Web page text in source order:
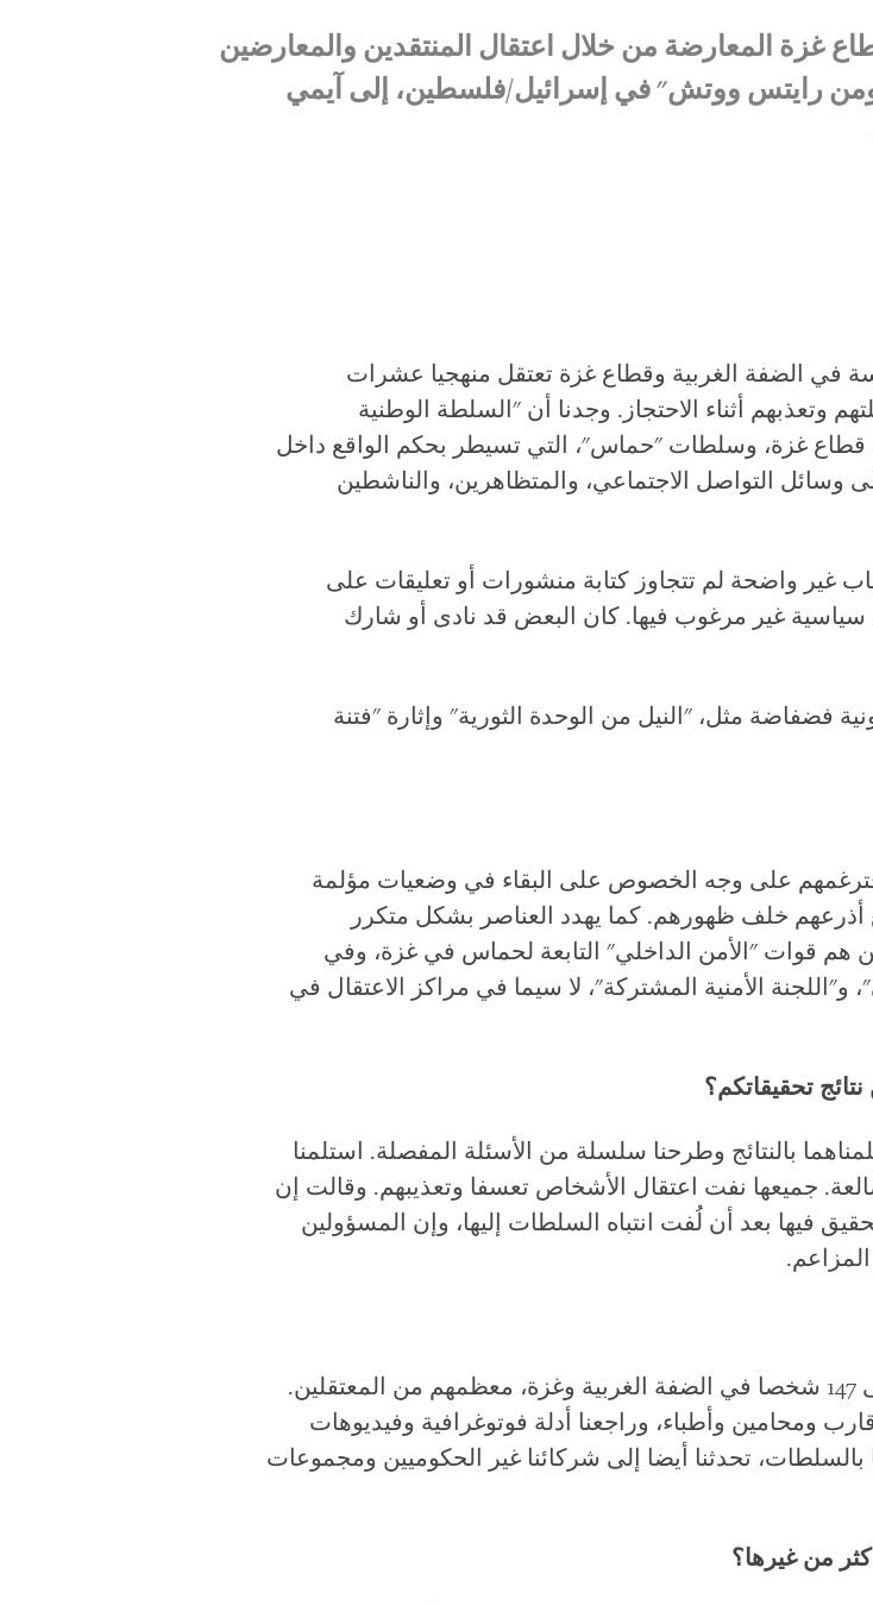
غزة المعارضة من خلال اعتقال المنتقدين والمعارضين
رايتس ووتش" في إسرائيل/فلسطين، إلى آيمي
في الضفة الغربية وقطاع غزة تعتقل منهجيا عشرات
وتعذبهم أثناء الاحتجاز. وجدنا أن "السلطة الوطنية
قطاع غزة، وسلطات "حماس"، التي تسيطر بحكم الواقع داخل
وسائل التواصل الاجتماعي، والمتظاهرين، والناشطين
من 20 حالة اعتقال لأسباب غير واضحة لم تتجاوز كتابة منشورات أو تعليقات على
سياسية غير مرغوب فيها. كان البعض قد نادى أو شارك
فضفاضة مثل، "النيل من الوحدة الثورية" وإثارة "فتنة
فترغمهم على وجه الخصوص على البقاء في وضعيات مؤلمة
أذرعهم خلف ظهورهم. كما يهدد العناصر بشكل متكرر
هم قوات "الأمن الداخلي" التابعة لحماس في غزة، وفي
و"اللجنة الأمنية المشتركة"، لا سيما في مراكز الاعتقال في
تحقيقاتكم؟
بالنتائج وطرحنا سلسلة من الأسئلة المفصلة. استلمنا
جميعها نفت اعتقال الأشخاص تعسفا وتعذيبهم. وقالت إن
فيها بعد أن لُفت انتباه السلطات إليها، وإن المسؤولين
حققنا في هذه المسائل طوال سنتين، وتحدثنا إلى 147 شخصا في الضفة الغربية وغزة، معظمهم من المعتقلين.
مع أقارب ومحامين وأطباء، وراجعنا أدلة فوتوغرافية وفيديوهات
بالسلطات، تحدثنا أيضا إلى شركائنا غير الحكوميين ومجموعات
من غيرها؟